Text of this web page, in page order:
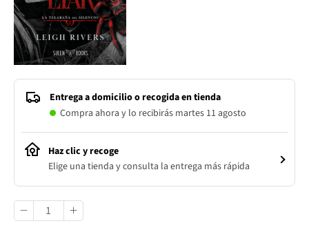
Entrega a domicilio o recogida en tienda
Compra ahora y lo recibirás martes 11 agosto
Haz clic y recoge
Elige una tienda y consulta la entrega más rápida